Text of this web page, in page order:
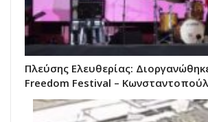
Πλεύσης Ελευθερίας:
Freedom Festival –